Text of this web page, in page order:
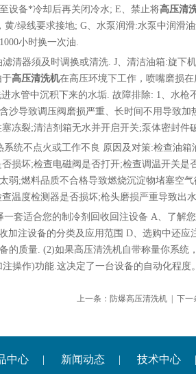
设备*冷却后再关闭冷水; E、禁止将高压清
黄/绿线要求接地; G、水泵润滑:水泵中润滑
小时换一次油.
器须及时调换或清洗. J、清洁油箱:旋下机
于高压清洗机在高压环境下工作，喷嘴磨损
水管中沉积下来的水垢. 故障排除: 1、水枪
沙导致调压阀磨损严重、长时间不用导致
冻裂;清洁剂箱无水并开启开关;泵体密封
不点火或工作不良 原因及对策:检查油箱
损坏;检查电磁阀是否打开;检查调温开关
弱;燃料品质不合格导致燃烧沉淀物堵塞空气
温度检测器是否损坏;枪头磨损严重导致出
适合您的制冷剂回收回注设备 A、了解您
加注设备的分类及应用范围 D、选购中还
的质量. (2)如果高压清洗机自带称量你系统
操作)功能.这决定了一台设备的自动化程度。
上一条： 防爆高压清洗机 | 下一
中心 | 新闻动态 | 技术中心 |